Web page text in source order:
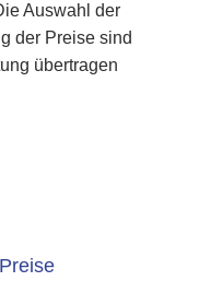
Auswahl der
der Preise sind
übertragen